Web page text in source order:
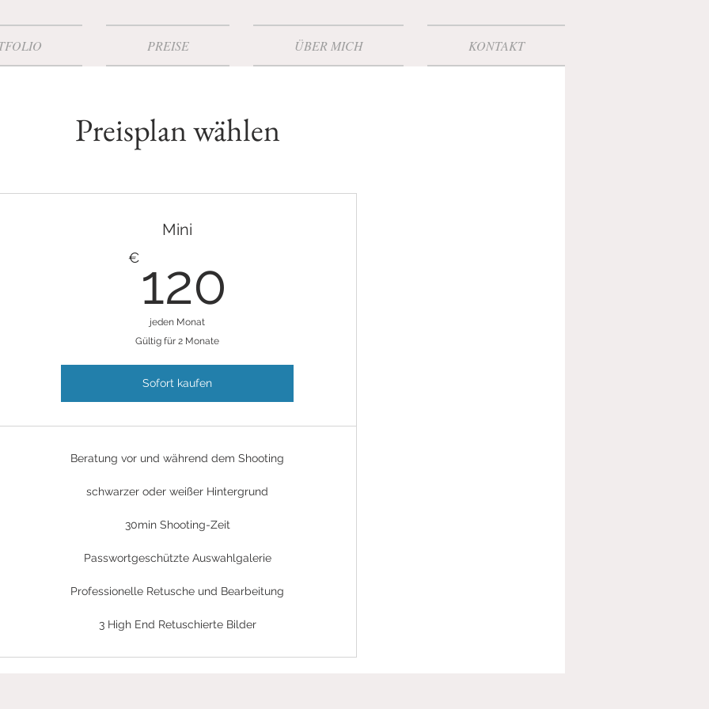
PREISE ÜBER MICH KONTAKT
Preisplan wählen
Mini
€ 120
jeden Monat
Gültig für 2 Monate
Sofort kaufen
Beratung vor und während dem Shooting
schwarzer oder weißer Hintergrund
30min Shooting-Zeit
Passwortgeschützte Auswahlgalerie
Professionelle Retusche und Bearbeitung
3 High End Retuschierte Bilder